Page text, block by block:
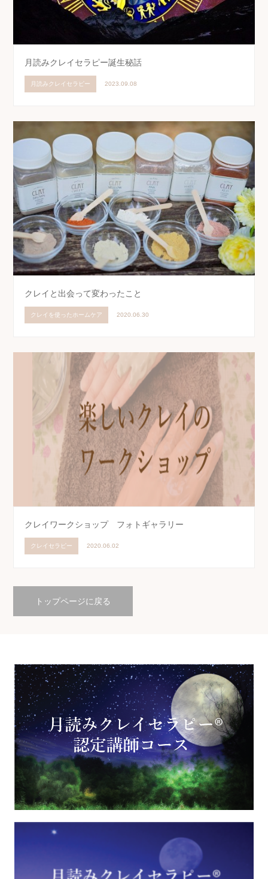
月読みクレイセラピー誕生秘話
月読みクレイセラピー 2023.09.08
クレイと出会って変わったこと
クレイを使ったホームケア 2020.06.30
クレイワークショップ フォトギャラリー
クレイセラピー 2020.06.02
トップページに戻る